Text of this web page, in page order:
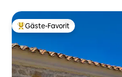
Beliebter Gäste-Favorit.
Gäste-Favorit